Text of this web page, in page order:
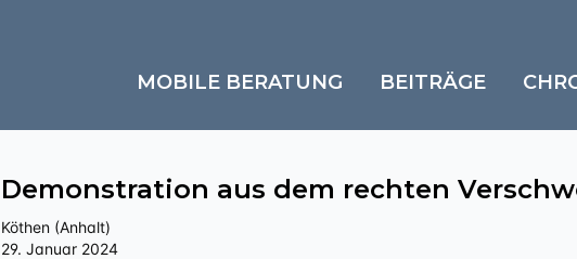
MOBILE BERATUNG BEITRÄGE
Demonstration aus dem rechten
Köthen (Anhalt)
29. Januar 2024